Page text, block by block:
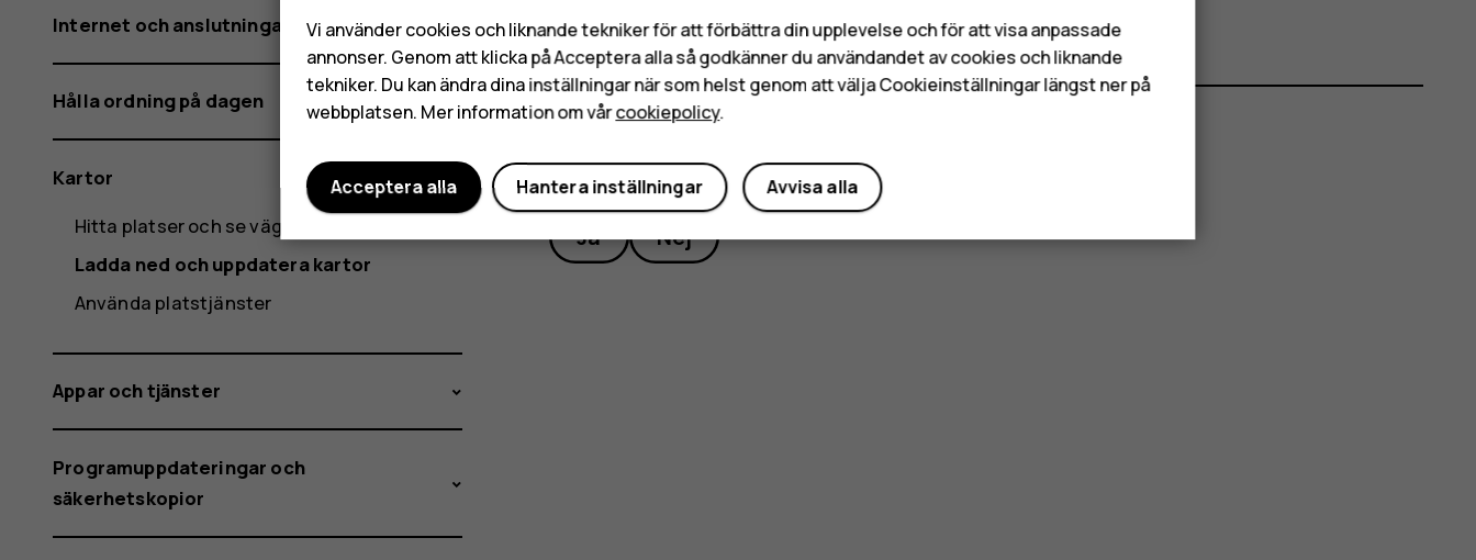
Var detta till hjälp?
Ja Nej
Internet och anslutningar
Hålla ordning på dagen
Kartor
Hitta platser och se vägbeskrivningar
Ladda ned och uppdatera kartor
Använda platstjänster
Appar och tjänster
Programuppdateringar och
säkerhetskopior
Vi använder cookies och liknande tekniker för att förbättra din upplevelse och för att visa anpassade
annonser. Genom att klicka på Acceptera alla så godkänner du användandet av cookies och liknande
tekniker. Du kan ändra dina inställningar när som helst genom att välja Cookieinställningar längst ner på
webbplatsen. Mer information om vårcookiepolicy.
Avvisa alla
Hantera inställningar
Acceptera alla